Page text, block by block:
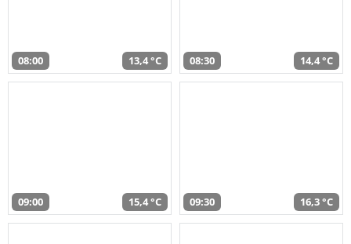
08:00 13,4 °C 08:30 14,4 °C
09:00 15,4 °C 09:30 16,3 °C